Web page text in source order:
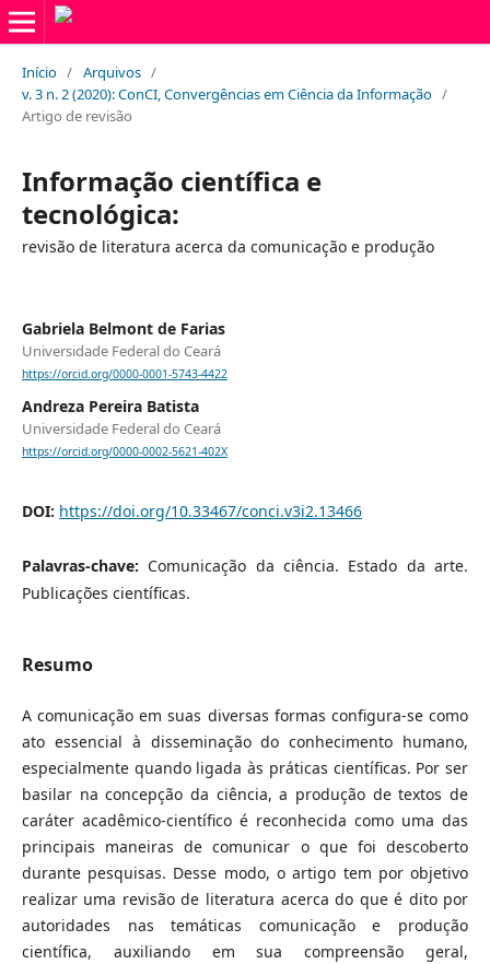
Início / Arquivos /
v. 3 n. 2 (2020): ConCI, Convergências em Ciência da Informação /
Artigo de revisão
Informação científica e
tecnológica:
revisão de literatura acerca da comunicação e produção
Gabriela Belmont de Farias
Universidade Federal do Ceará
https://orcid.org/0000-0001-5743-4422
Andreza Pereira Batista
Universidade Federal do Ceará
https://orcid.org/0000-0002-5621-402X
DOI: https://doi.org/10.33467/conci.v3i2.13466
Palavras-chave: Comunicação da ciência. Estado da arte.
Publicações científicas.
Resumo
A comunicação em suas diversas formas configura-se como
ato essencial à disseminação do conhecimento humano,
especialmente quando ligada às práticas científicas. Por ser
basilar na concepção da ciência, a produção de textos de
caráter acadêmico-científico é reconhecida como uma das
principais maneiras de comunicar o que foi descoberto
durante pesquisas. Desse modo, o artigo tem por objetivo
realizar uma revisão de literatura acerca do que é dito por
autoridades nas temáticas comunicação e produção
científica, auxiliando em sua compreensão geral,